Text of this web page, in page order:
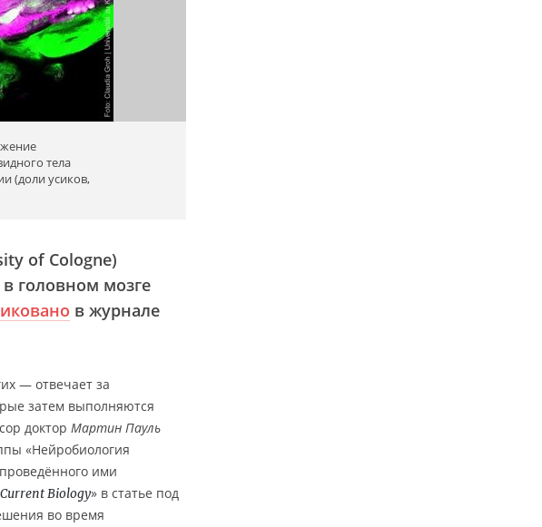
тела
(доли усиков,
of Cologne)
головном мозге
в журнале
— отвечает за
затем выполняются
доктор Мартин Пауль
«Нейробиология
ими
Current Biology» в статье под
во время